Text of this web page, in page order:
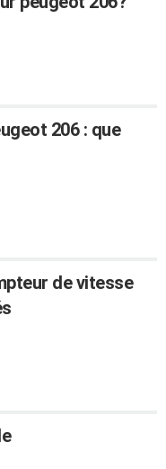
206 : que
de vitesse